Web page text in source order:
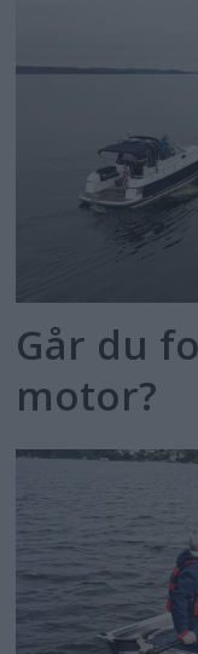
Går du
motor?